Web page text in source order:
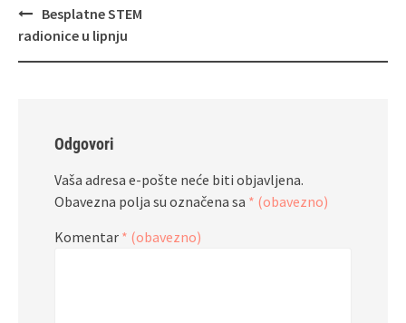
Navigacija
objava
Besplatne STEM
radionice u lipnju
Odgovori
Vaša adresa e-pošte neće biti objavljena.
Obavezna polja su označena sa * (obavezno)
Komentar * (obavezno)